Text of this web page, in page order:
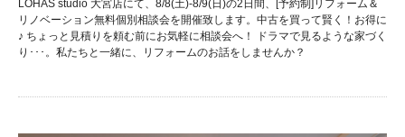
LOHAS studio 大宮店にて、8/8(土)-8/9(日)の2日間、[予約制]リフォーム＆
リノベーション無料個別相談会を開催致します。中古を買って賢く！お得に
♪ ちょっと見積りを頼む前にお気軽に相談会へ！ ドラマで見るような家づく
り･･･。私たちと一緒に、リフォームのお話をしませんか？